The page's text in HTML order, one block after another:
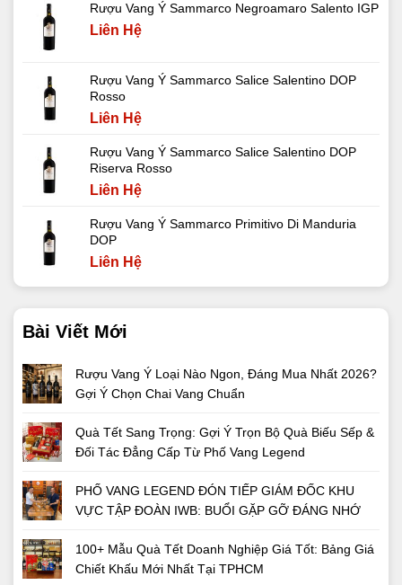
Rượu Vang Ý Sammarco Negroamaro Salento IGP
Liên Hệ
Rượu Vang Ý Sammarco Salice Salentino DOP
Rosso
Liên Hệ
Rượu Vang Ý Sammarco Salice Salentino DOP
Riserva Rosso
Liên Hệ
Rượu Vang Ý Sammarco Primitivo Di Manduria
DOP
Liên Hệ
Bài Viết Mới
Rượu Vang Ý Loại Nào Ngon, Đáng Mua Nhất 2026?
Gợi Ý Chọn Chai Vang Chuẩn
Quà Tết Sang Trọng: Gợi Ý Trọn Bộ Quà Biếu Sếp &
Đối Tác Đẳng Cấp Từ Phố Vang Legend
PHỐ VANG LEGEND ĐÓN TIẾP GIÁM ĐỐC KHU
VỰC TẬP ĐOÀN IWB: BUỔI GẶP GỠ ĐÁNG NHỚ
100+ Mẫu Quà Tết Doanh Nghiệp Giá Tốt: Bảng Giá
Chiết Khấu Mới Nhất Tại TPHCM